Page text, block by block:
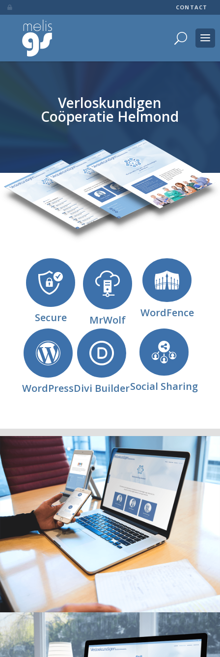
 CONTACT
Verloskundigen
Coöperatie Helmond
Secure MrWolf
WordFence
WordPressDivi BuilderSocial Sharing